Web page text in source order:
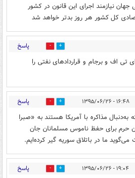
نیازمند اجرای این قانون در کشور
کل کشور هر روز بدتر خواهد شد
۱۵:۳۷ - ۱۳۹۵/۰۶/۲۶
0 پاسخ
ای تی اف و برجام و قراردادهای نفتی را
۱۶:۴۸ - ۱۳۹۵/۰۶/۲۶ 0 پاسخ
به‌دنبال مذاکره با آمریکا هستند به «صبرا
حرم برای حفظ ناموس مسلمانان جان
ما در باتلاق سوریه گیر کرده‌ایم.
۱۹:۰۴ - ۱۳۹۵/۰۶/۲۶ 0 پاسخ